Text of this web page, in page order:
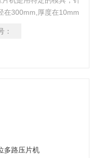
在300mm,厚度在10mm
便、可靠。目前是国内
的重要辅助工具。
：